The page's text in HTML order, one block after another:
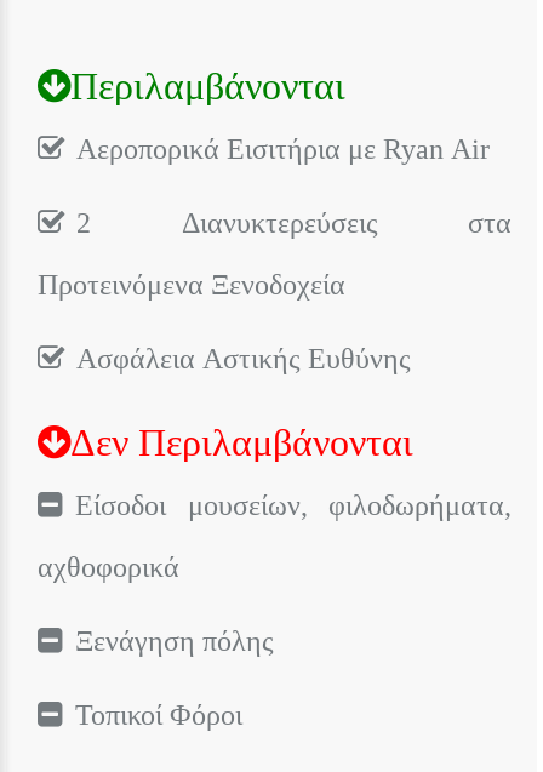
Περιλαμβάνονται
Αεροπορικά Εισιτήρια με Ryan Air
2 Διανυκτερεύσεις στα
Προτεινόμενα Ξενοδοχεία
Ασφάλεια Αστικής Ευθύνης
Δεν Περιλαμβάνονται
Είσοδοι μουσείων, φιλοδωρήματα,
αχθοφορικά
Ξενάγηση πόλης
Τοπικοί Φόροι